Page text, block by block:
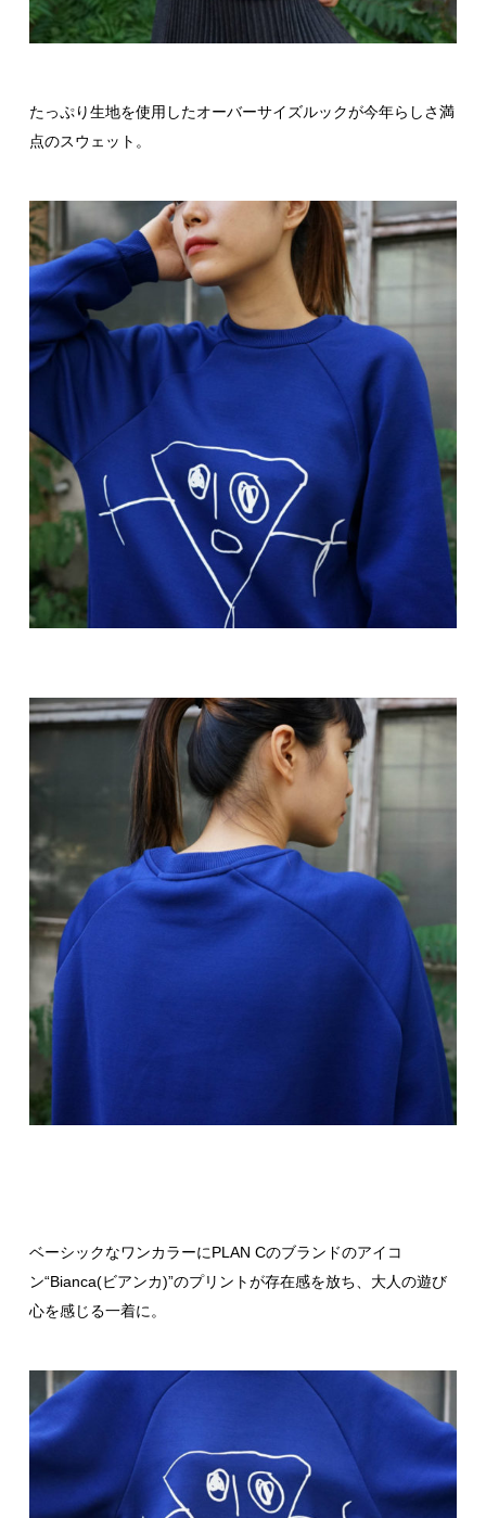
たっぷり生地を使用したオーバーサイズルックが今年らしさ満
点のスウェット。
ベーシックなワンカラーにPLAN Cのブランドのアイコ
ン“Bianca(ビアンカ)”のプリントが存在感を放ち、大人の遊び
心を感じる一着に。